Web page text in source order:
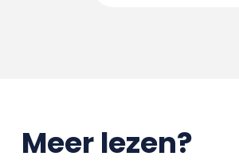
Meer lezen?